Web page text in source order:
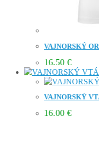
VAJNORSKÝ
16.50 €
VAJNORSKÝ
16.00 €